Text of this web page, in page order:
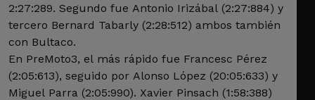
2:27:289. Segundo fue Antonio Irizábal (2:27:884) y
tercero Bernard Tabarly (2:28:512) ambos también
con Bultaco.
En PreMoto3, el más rápido fue Francesc Pérez
(2:05:613), seguido por Alonso López (20:05:633) y
Miguel Parra (2:05:990). Xavier Pinsach (1:58:388)